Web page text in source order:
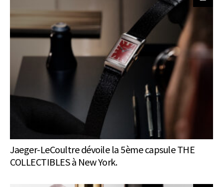
Jaeger-LeCoultre dévoile la 5ème capsule THE
COLLECTIBLES à New York.